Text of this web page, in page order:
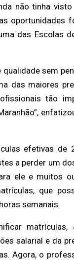
não tinha
oportunidades
das Escolas
sem
das maiores
tão
efetivas de
a perder um
ele e muitos
que
semanais.
salarial e da
Agora, o